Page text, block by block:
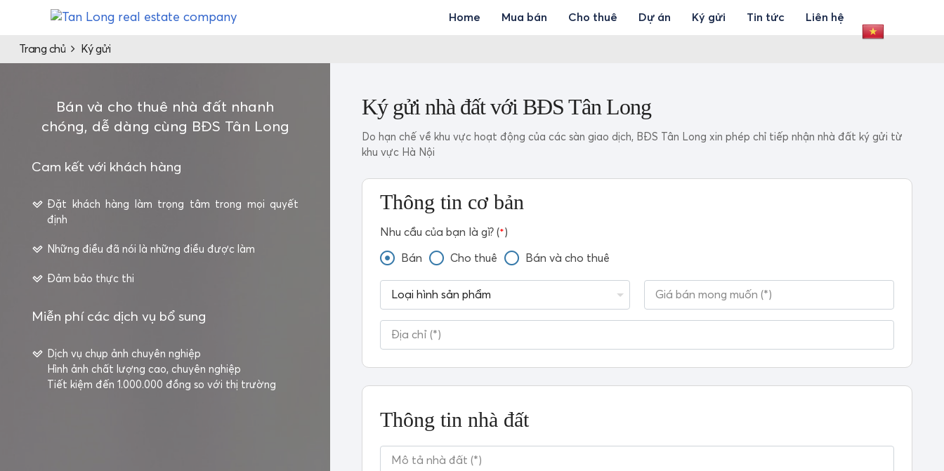
Home Mua bán Cho thuê Dự án Ký gửi Tin tức Liên hệ
Trang chủ Ký gửi
Bán và cho thuê nhà đất nhanh
chóng, dễ dàng cùng BĐS Tân Long
Cam kết với khách hàng
Đặt khách hàng làm trọng tâm trong mọi quyết
định
Những điều đã nói là những điều được làm
Đảm bảo thực thi
Miễn phí các dịch vụ bổ sung
Dịch vụ chụp ảnh chuyên nghiệp
Hình ảnh chất lượng cao, chuyên nghiệp
Tiết kiệm đến 1.000.000 đồng so với thị trường
Ký gửi nhà đất với BĐS Tân Long
Do hạn chế về khu vực hoạt động của các sàn giao dịch, BĐS Tân Long xin phép chỉ tiếp nhận nhà đất ký gửi từ
khu vực Hà Nội
Thông tin cơ bản
Nhu cầu của bạn là gì? (*)
Bán Cho thuê Bán và cho thuê
Thông tin nhà đất